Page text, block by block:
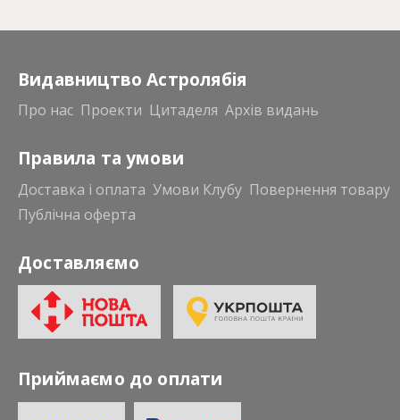
Видавництво Астролябія
Про нас Проекти Цитаделя Архів видань
Правила та умови
Доставка і оплата Умови Клубу Повернення товару
Публічна оферта
Доставляємо
Приймаємо до оплати